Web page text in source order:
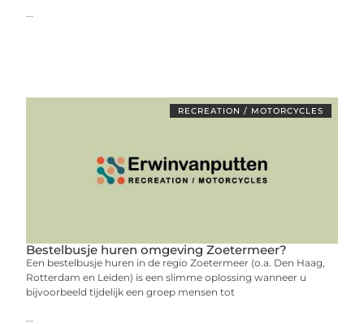
RECREATION / MOTORCYCLES
Bestelbusje huren omgeving Zoetermeer?
Een bestelbusje huren in de regio Zoetermeer (o.a. Den Haag,
Rotterdam en Leiden) is een slimme oplossing wanneer u
bijvoorbeeld tijdelijk een groep mensen tot